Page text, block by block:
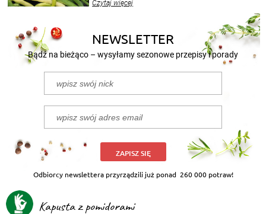
nasze propozycje!
Czytaj więcej
NEWSLETTER
Bądź na bieżąco – wysyłamy sezonowe przepisy i porady
ZAPISZ SIĘ
Odbiorcy newslettera przyrządzili już ponad 260 000 potraw!
Kapusta z pomidorami